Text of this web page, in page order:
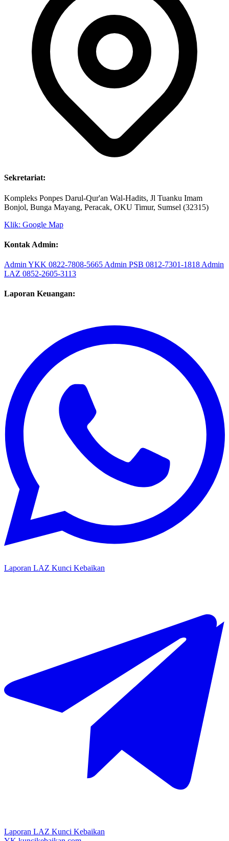
Sekretariat:
Kompleks Ponpes Darul-Qur'an Wal-Hadits, Jl Tuanku Imam
Bonjol, Bunga Mayang, Peracak, OKU Timur, Sumsel (32315)
Klik: Google Map
Kontak Admin:
Admin YKK 0822-7808-5665 Admin PSB 0812-7301-1818 Admin
LAZ 0852-2605-3113
Laporan Keuangan:
Laporan LAZ Kunci Kebaikan
Laporan LAZ Kunci Kebaikan